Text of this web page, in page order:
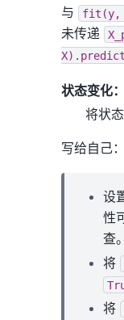
与 fit(y,
未传递
状态变化：
将状态
写给自己：
设
性
查。
将
将